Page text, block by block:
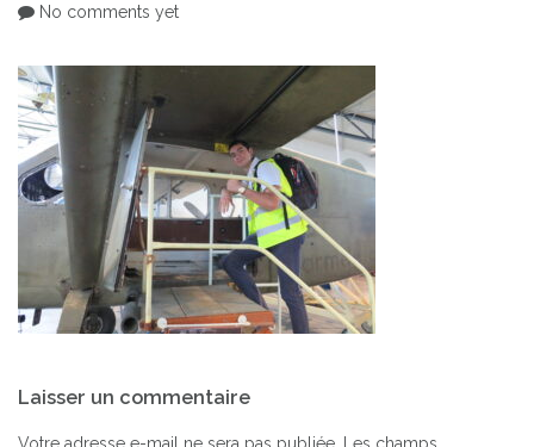
No comments yet
de
Laisser un commentaire
Votre adresse e-mail ne sera pas publiée. Les champs